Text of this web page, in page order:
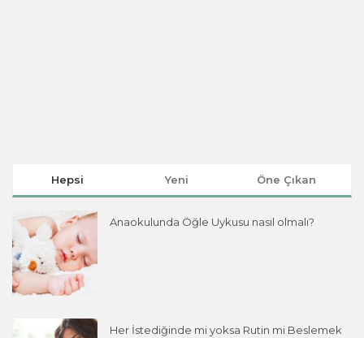
Hepsi Yeni Öne Çıkan
Anaokulunda Öğle Uykusu nasıl olmalı?
Her İstediğinde mi yoksa Rutin mi Beslemek